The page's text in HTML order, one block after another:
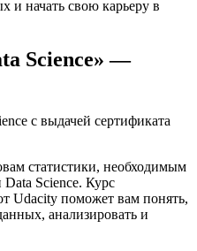
и начать свою карьеру в
Science» —
статистики, необходимым
Science.​ Курс
Udacity поможет вам понять,
анализировать и